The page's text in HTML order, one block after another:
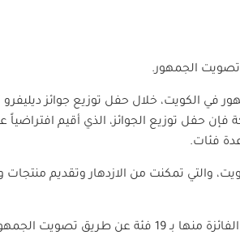
الجمهور.
في الكويت، خلال حفل توزيع جوائز
حفل توزيع الجوائز، الذي أقيم
والتي تمكنت من الازدهار وتقديم
وتأهل أكثر من 50 مطعماً للقائمة المختصرة، ثم تم اختيار